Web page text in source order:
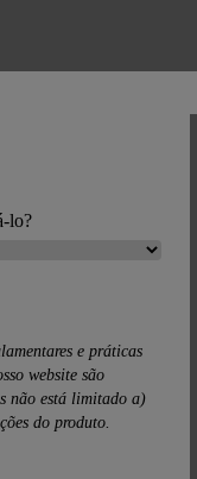
lo?
e práticas
website são
não está limitado a)
do produto.